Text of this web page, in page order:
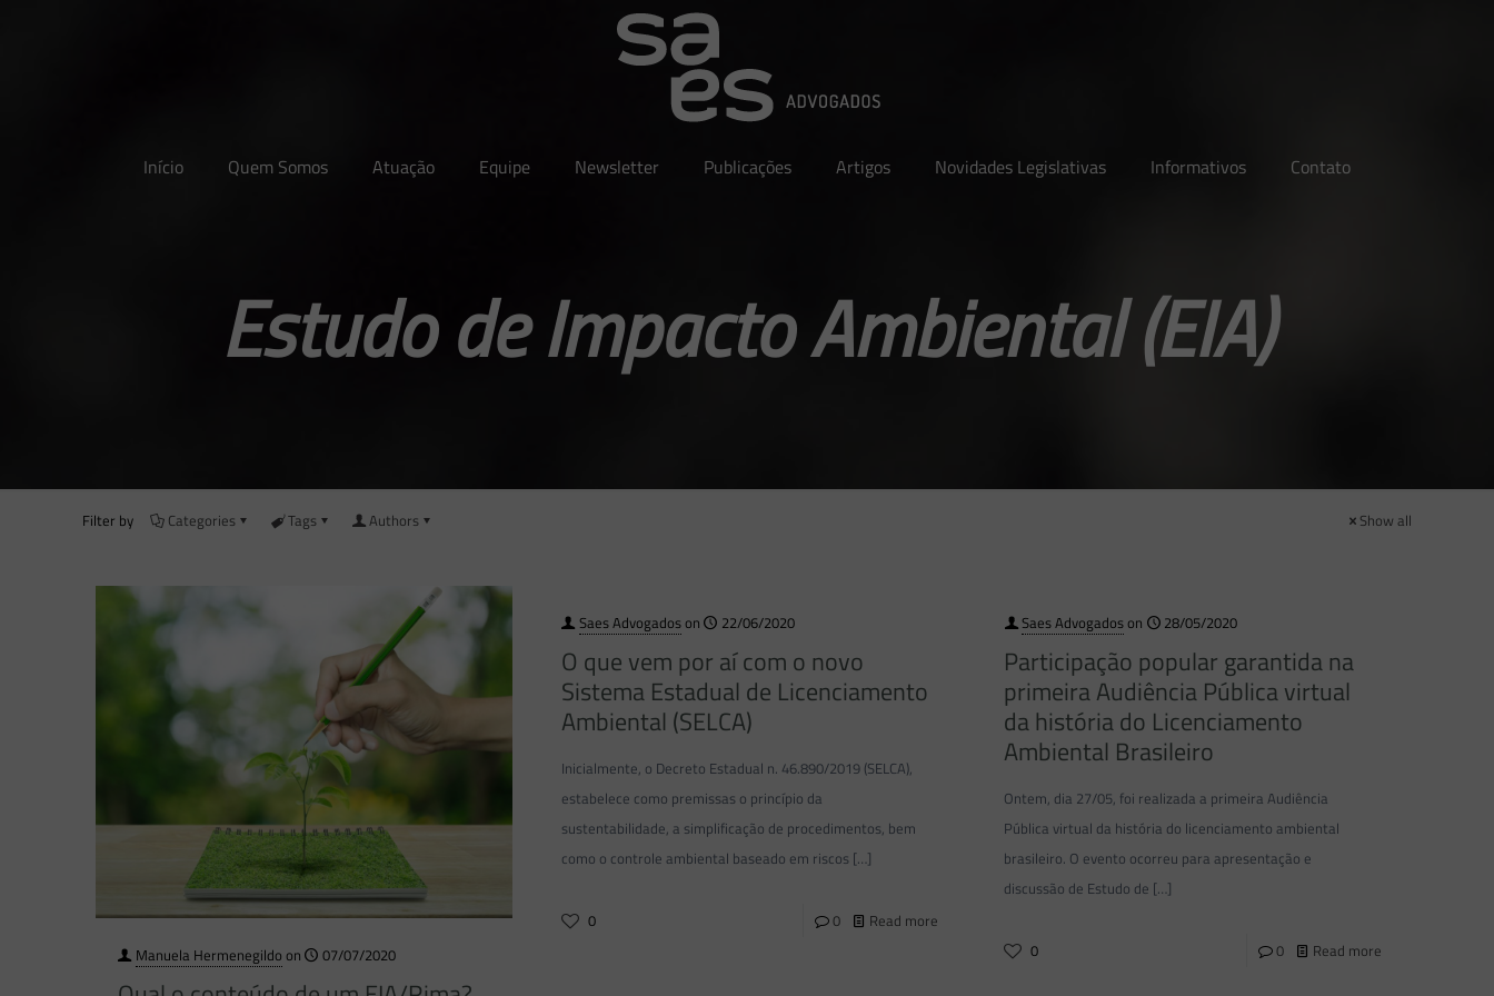
Início Quem Somos Atuação Equipe Newsletter Publicações Artigos Novidades Legislativas Informativos Contato
Estudo de Impacto Ambiental (EIA)
Filter by Categories Tags Authors Show all
Manuela Hermenegildo on 07/07/2020
Saes Advogadoson 22/06/2020
O que vem por aí com o novo
Sistema Estadual de Licenciamento
Ambiental (SELCA)
Inicialmente, o Decreto Estadual n. 46.890/2019 (SELCA),
estabelece como premissas o princípio da
sustentabilidade, a simplificação de procedimentos, bem
como o controle ambiental baseado em riscos […]
0 0 Read more
Saes Advogadoson 28/05/2020
Participação popular garantida na
primeira Audiência Pública virtual
da história do Licenciamento
Ambiental Brasileiro
Ontem, dia 27/05, foi realizada a primeira Audiência
Pública virtual da história do licenciamento ambiental
brasileiro. O evento ocorreu para apresentação e
discussão de Estudo de […]
0 0 Read more